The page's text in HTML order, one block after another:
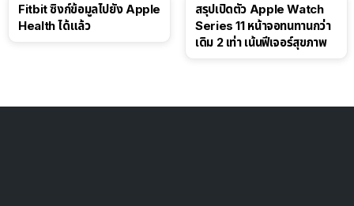
Fitbit ซิงก์ข้อมูลไปยัง Apple
Health ได้แล้ว
สรุปเปิดตัว Apple Watch
Series 11 หน้าจอทนทานกว่า
เดิม 2 เท่า เน้นฟีเจอร์สุขภาพ